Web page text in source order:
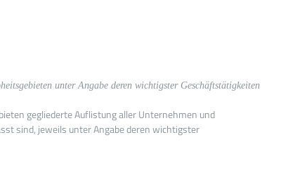
unter Angabe deren wichtigster Geschäftstätigkeiten
gegliederte Auflistung aller Unternehmen und
sind, jeweils unter Angabe deren wichtigster